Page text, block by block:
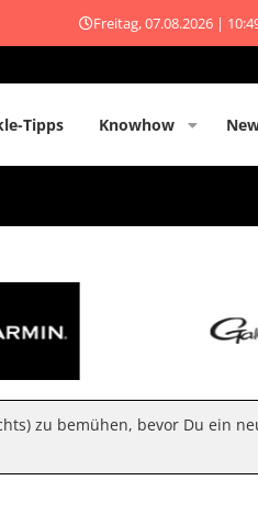
Freitag, 07.08.2026 |
Tipps Knowhow
zu bemühen, bevor Du ein